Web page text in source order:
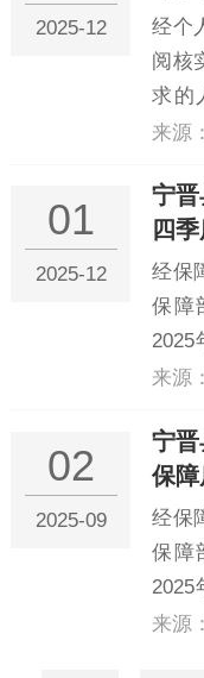
2025-12
经个
阅核
求的
示。
来源
01
2025-12
宁
四
经保
保障
2025
房困
城乡
名单
来源
02
2025-09
宁
保
经保
保障
2025
房困
来源